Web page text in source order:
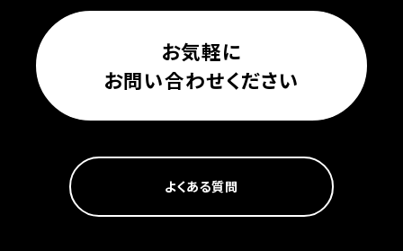
お気軽に
お問い合わせください
よくある質問